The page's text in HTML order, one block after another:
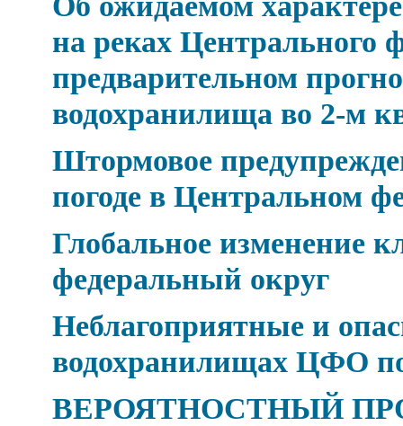
на реках Центрального
предварительном
водохранилища во 2-м
Штормовое
погоде в Центральном
Глобальное изменение
федеральный округ
Неблагоприятные и
водохранилищах ЦФО по
ВЕРОЯТНОСТНЫЙ